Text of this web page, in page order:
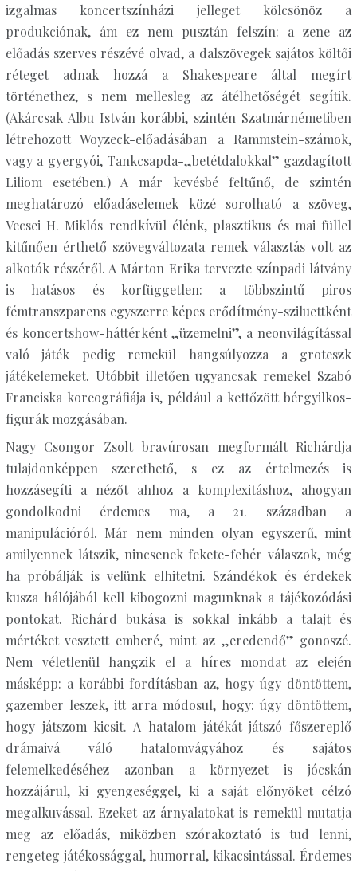
izgalmas koncertszínházi jelleget kölcsönöz a
produkciónak, ám ez nem pusztán felszín: a zene az
előadás szerves részévé olvad, a dalszövegek sajátos költői
réteget adnak hozzá a Shakespeare által megírt
történethez, s nem mellesleg az átélhetőségét segítik.
(Akárcsak Albu István korábbi, szintén Szatmárnémetiben
létrehozott Woyzeck-előadásában a Rammstein-számok,
vagy a gyergyói, Tankcsapda-„betétdalokkal” gazdagított
Liliom esetében.) A már kevésbé feltűnő, de szintén
meghatározó előadáselemek közé sorolható a szöveg,
Vecsei H. Miklós rendkívül élénk, plasztikus és mai füllel
kitűnően érthető szövegváltozata remek választás volt az
alkotók részéről. A Márton Erika tervezte színpadi látvány
is hatásos és korfüggetlen: a többszintű piros
fémtranszparens egyszerre képes erődítmény-sziluettként
és koncertshow-háttérként „üzemelni”, a neonvilágítással
való játék pedig remekül hangsúlyozza a groteszk
játékelemeket. Utóbbit illetően ugyancsak remekel Szabó
Franciska koreográfiája is, például a kettőzött bérgyilkos-
figurák mozgásában.
Nagy Csongor Zsolt bravúrosan megformált Richárdja
tulajdonképpen szerethető, s ez az értelmezés is
hozzásegíti a nézőt ahhoz a komplexitáshoz, ahogyan
gondolkodni érdemes ma, a 21. században a
manipulációról. Már nem minden olyan egyszerű, mint
amilyennek látszik, nincsenek fekete-fehér válaszok, még
ha próbálják is velünk elhitetni. Szándékok és érdekek
kusza hálójából kell kibogozni magunknak a tájékozódási
pontokat. Richárd bukása is sokkal inkább a talajt és
mértéket vesztett emberé, mint az „eredendő” gonoszé.
Nem véletlenül hangzik el a híres mondat az elején
másképp: a korábbi fordításban az, hogy úgy döntöttem,
gazember leszek, itt arra módosul, hogy: úgy döntöttem,
hogy játszom kicsit. A hatalom játékát játszó főszereplő
drámaivá váló hatalomvágyához és sajátos
felemelkedéséhez azonban a környezet is jócskán
hozzájárul, ki gyengeséggel, ki a saját előnyöket célzó
megalkuvással. Ezeket az árnyalatokat is remekül mutatja
meg az előadás, miközben szórakoztató is tud lenni,
rengeteg játékossággal, humorral, kikacsintással. Érdemes